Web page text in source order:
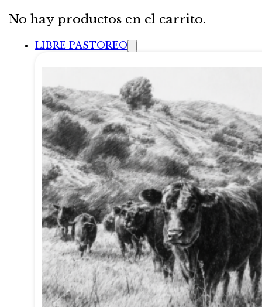
No hay productos en el carrito.
LIBRE PASTOREO